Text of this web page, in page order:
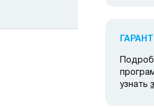
узнать